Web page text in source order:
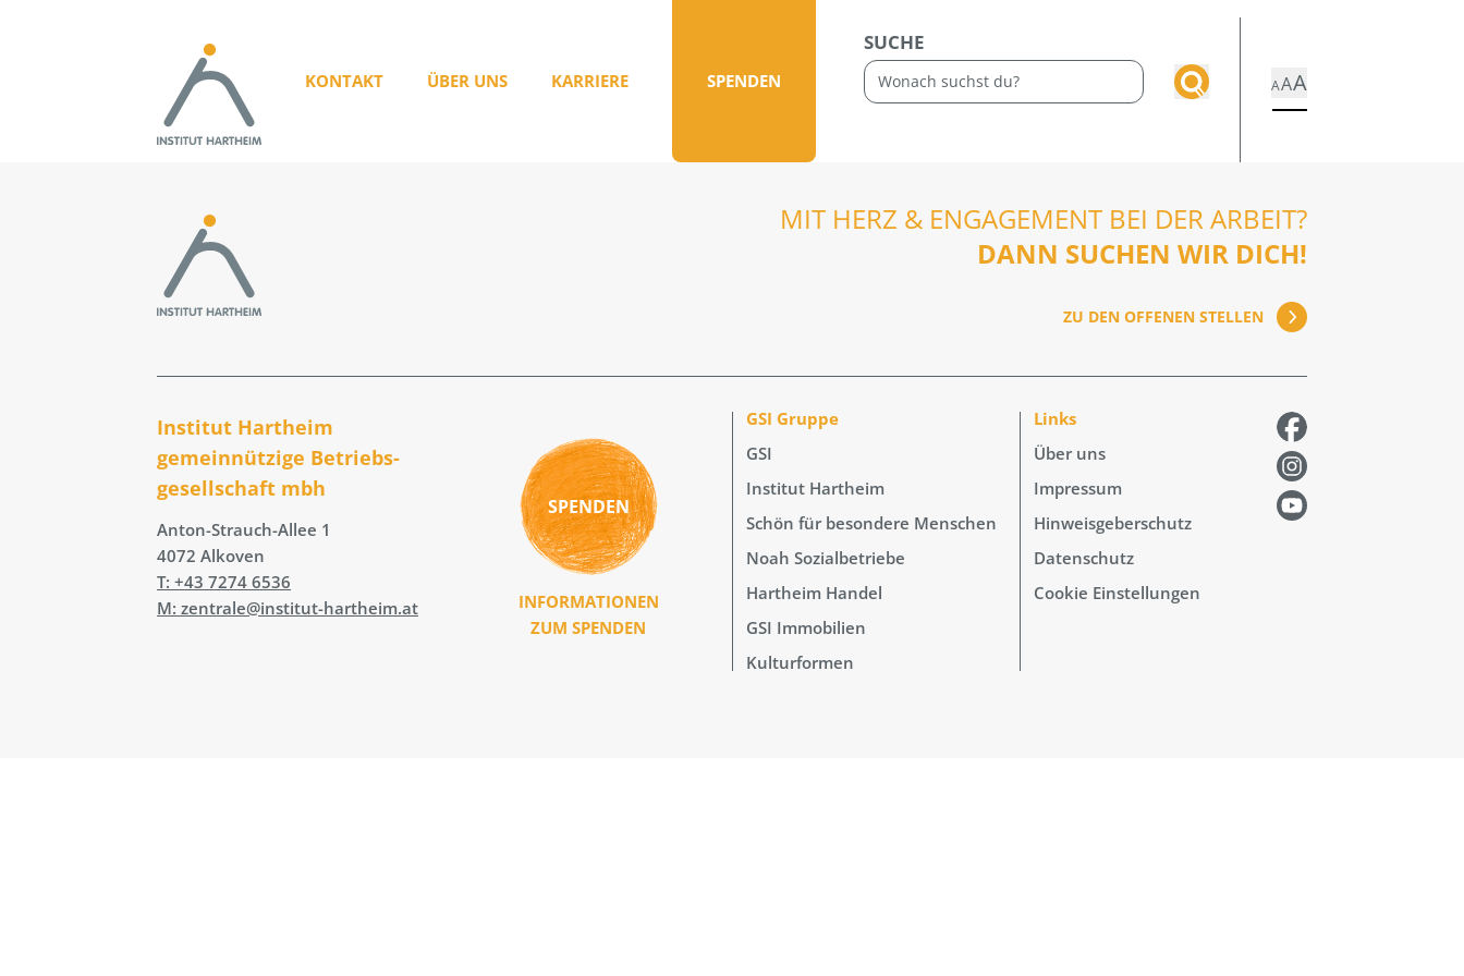
KONTAKT ÜBER UNS KARRIERE SPENDEN
SUCHE
AAA
MIT HERZ & ENGAGEMENT BEI DER ARBEIT?
DANN SUCHEN WIR DICH!
ZU DEN OFFENEN STELLEN
Institut Hartheim
gemeinnützige Betriebs­
gesellschaft mbh
Anton-Strauch-Allee 1
4072 Alkoven
T: +43 7274 6536
M: zentrale@institut-hartheim.at
SPENDEN
INFORMATIONEN
ZUM SPENDEN
GSI Gruppe
GSI
Institut Hartheim
Schön für besondere Menschen
Noah Sozialbetriebe
Hartheim Handel
GSI Immobilien
Kulturformen
Links
Über uns
Impressum
Hinweisgeberschutz
Datenschutz
Cookie Einstellungen